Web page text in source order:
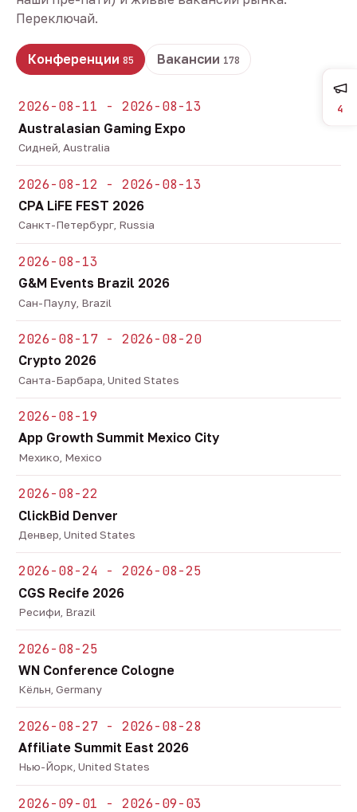
Переключай.
Конференции 85 Вакансии 178
2026-08-11 - 2026-08-13
Australasian Gaming Expo
Сидней, Australia
2026-08-12 - 2026-08-13
CPA LiFE FEST 2026
Санкт-Петербург, Russia
2026-08-13
G&M Events Brazil 2026
Сан-Паулу, Brazil
2026-08-17 - 2026-08-20
Crypto 2026
Санта-Барбара, United States
2026-08-19
App Growth Summit Mexico City
Мехико, Mexico
2026-08-22
ClickBid Denver
Денвер, United States
2026-08-24 - 2026-08-25
CGS Recife 2026
Ресифи, Brazil
2026-08-25
WN Conference Cologne
Кёльн, Germany
2026-08-27 - 2026-08-28
Affiliate Summit East 2026
Нью-Йорк, United States
2026-09-01 - 2026-09-03
4